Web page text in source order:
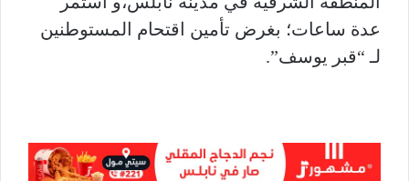
عدة ساعات؛ بغرض تأمين اقتحام المستوطنين
لـ “قبر يوسف”.